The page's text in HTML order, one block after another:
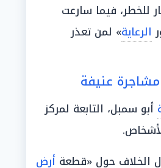
للخطر، فيما سارعت
الرعاية» لمن تعذر
عنيفة
أبو سمبل، التابعة لمركز
الخلاف حول «قطعة أرض